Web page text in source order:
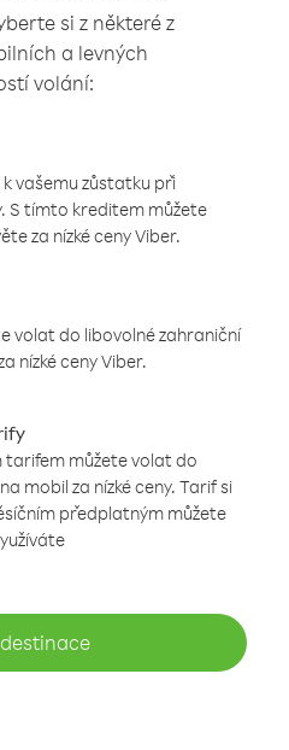
si z některé z
a levných
volání:
vašemu zůstatku při
S tímto kreditem můžete
za nízké ceny Viber.
volat do libovolné zahraniční
nízké ceny Viber.
tarifem můžete volat do
mobil za nízké ceny. Tarif si
předplatným můžete